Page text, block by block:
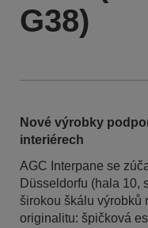
G38)
Nové výrobky
interiérech
AGC Interpane se
Düsseldorfu (hala 10,
širokou škálu výrobků
originalitu: špičková